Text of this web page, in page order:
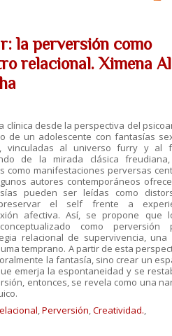
la perversión como
relacional. Ximena
clínica desde la perspectiva del
de un adolescente con fantasías
vinculadas al universo furry y al
de la mirada clásica
como manifestaciones perversas
autores contemporáneos
pueden ser leídas como
el self frente a
afectiva. Así, se propone que
como perversión
relacional de supervivencia, una
temprano. A partir de esta
la fantasía, sino crear un
emerja la espontaneidad y se
entonces, se revela como una
,Perversión,Creatividad.,